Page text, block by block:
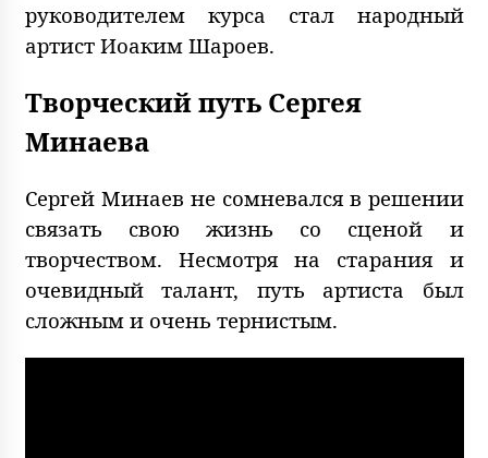
руководителем курса стал народный
артист Иоаким Шароев.
Творческий путь Сергея
Минаева
Сергей Минаев не сомневался в решении
связать свою жизнь со сценой и
творчеством. Несмотря на старания и
очевидный талант, путь артиста был
сложным и очень тернистым.